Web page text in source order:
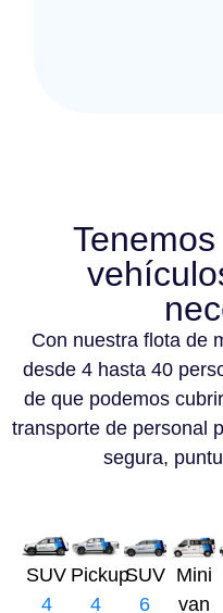
Con nuestra flota de
desde 4 hasta 40
de que podemos
transporte de personal
segura,
SUV
4
Pickup
4
SUV
6
Mini
van